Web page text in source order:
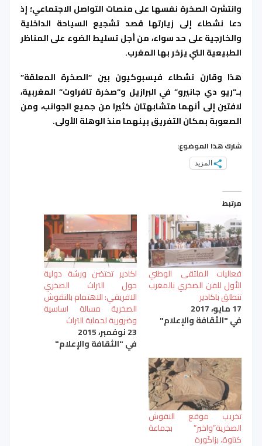
وانتشرت الصخرة نفسها على منصات التواصل الاجتماعي؛ إذ
دعا نشطاء إلى زيارتها قصد تشجيع السياحة الداخلية
والخارجية على حد سواء، من أجل تسليط الضوء على المناظر
الطبيعية التي يزخر بها المغرب.
هذا وقارن نشطاء فيسبوكيون بين “الصخرة المعلقة”
بـ”ريو دي جانيرو” في البرازيل و”صخرة تافراوت” المغربية،
لافتين إلى أنهما متشابهتان كثيرا من جميع الجوانب، ومن
الصعوبة بمكان التفريق بينهما منذ الوهلة الأولى.
شارك هذا الموضوع:
المزيد
مرتبط
فعاليات الملتقى الوطني
الأول للفن الصخري بالمغرب
تنطلق باكادير
17 مايو، 2017
في "الثقافة والإعلام"
اكادير تحتضن ورشة دولية
حول التراث الصخري
الافريقي: الاهتمام بالنقوش
الصخرية مسالة اساسية
وضرورية لحماية التراث
23 نوفمبر، 2015
في "الثقافة والإعلام"
تخريب موقع النقوش
الصخرية”واخير” بجماعة
كتاوة، بزاكَورة